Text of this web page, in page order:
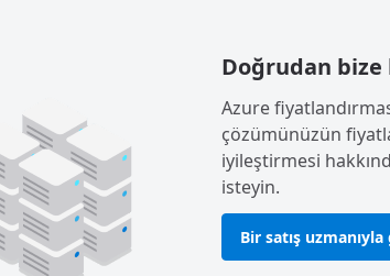
Doğrudan bize
Azure
çözümünüzün
iyileştirmesi
isteyin.
Bir satış